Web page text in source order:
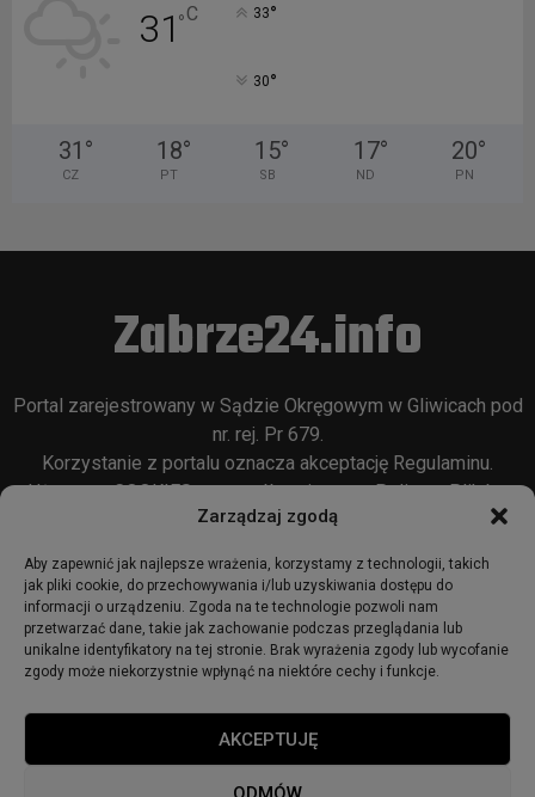
Zarządzaj zgodą
Aby zapewnić jak najlepsze wrażenia, korzystamy z technologii, takich
jak pliki cookie, do przechowywania i/lub uzyskiwania dostępu do
informacji o urządzeniu. Zgoda na te technologie pozwoli nam
przetwarzać dane, takie jak zachowanie podczas przeglądania lub
unikalne identyfikatory na tej stronie. Brak wyrażenia zgody lub wycofanie
zgody może niekorzystnie wpłynąć na niektóre cechy i funkcje.
AKCEPTUJĘ
31°C 33°
30°
31 °
CZ
18°
PT
15°
SB
17°
ND
20°
PN
Zabrze24.info
Portal zarejestrowany w Sądzie Okręgowym w Gliwicach pod
nr. rej. Pr 679.
Korzystanie z portalu oznacza akceptację Regulaminu.
Używamy COOKIES w sposób opisany wPolityce Plików
Cookie
© 2018 - zabrze24.info.
Polityka Prywatności
Polityka cookies